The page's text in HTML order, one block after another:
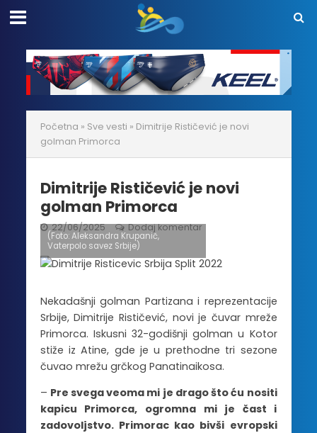
Početna » Sve vesti » Dimitrije Rističević je novi
golman Primorca
Dimitrije Rističević je novi
golman Primorca
22/06/2025 Dodaj komentar
(Foto: Aleksandra Krupanič,
Vaterpolo savez Srbije)
Nekadašnji golman Partizana i reprezentacije
Srbije, Dimitrije Rističević, novi je čuvar mreže
Primorca. Iskusni 32-godišnji golman u Kotor
stiže iz Atine, gde je u prethodne tri sezone
čuvao mrežu grčkog Panatinaikosa.
– Pre svega veoma mi je drago što ću nositi
kapicu Primorca, ogromna mi je čast i
zadovoljstvo. Primorac kao bivši evropski